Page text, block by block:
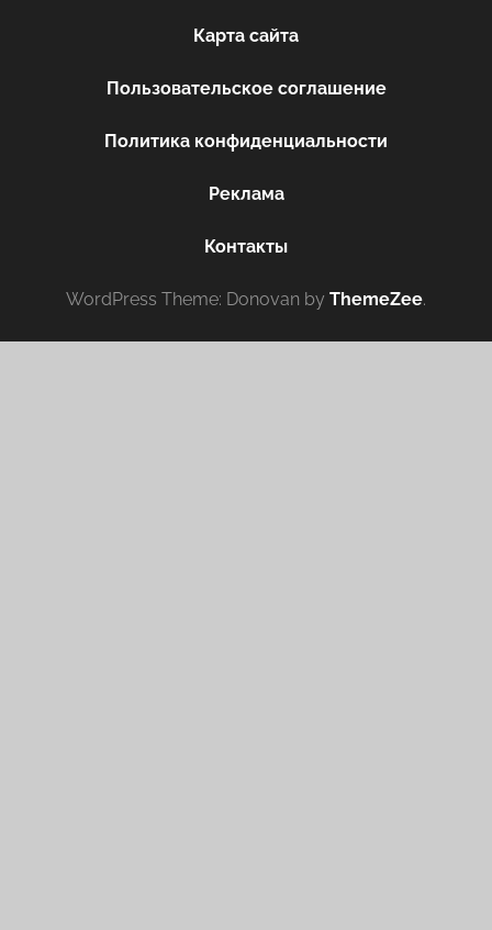
Карта сайта
Пользовательское соглашение
Политика конфиденциальности
Реклама
Контакты
WordPress Theme: Donovan by ThemeZee.